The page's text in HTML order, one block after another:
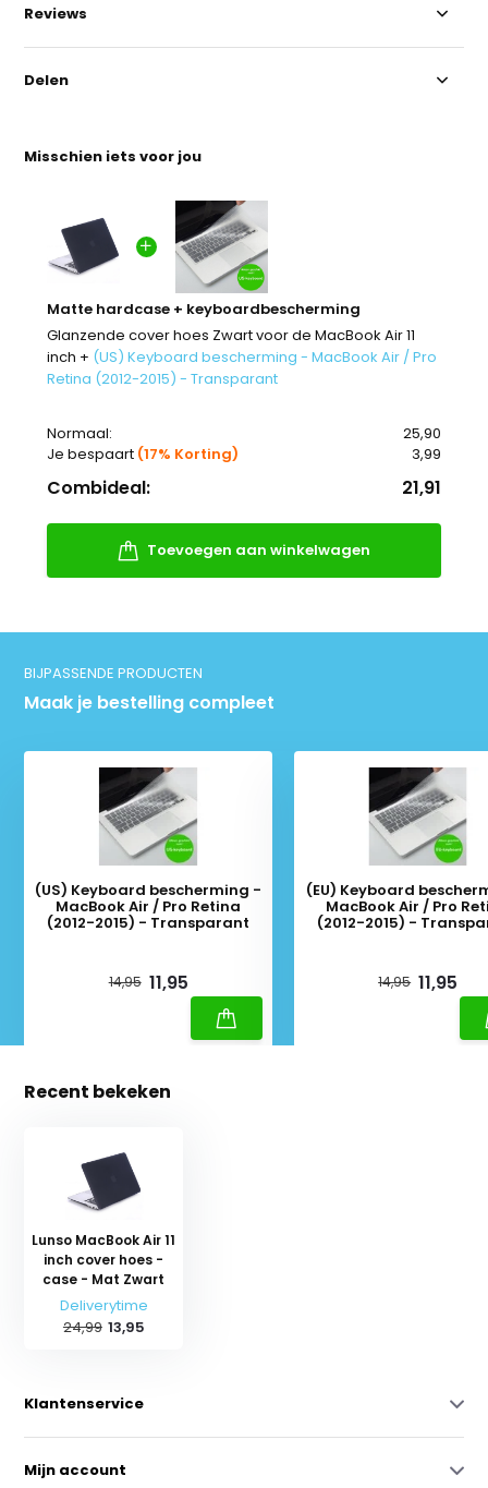
Misschien iets voor jou
Matte hardcase + keyboardbescherming
Glanzende cover hoes Zwart voor de MacBook Air 11
inch + (US) Keyboard bescherming - MacBook Air / Pro
Retina (2012-2015) - Transparant
Normaal:
25,90
Je bespaart (17% Korting) 3,99
Combideal: 21,91
Toevoegen aan winkelwagen
Reviews
Delen
BIJPASSENDE PRODUCTEN
Maak je bestelling compleet
(US) Keyboard bescherming -
MacBook Air / Pro Retina
(2012-2015) - Transparant
14,95 11,95
(EU) Keyboard
MacBook Air / Pro
(2012-2015) -
14,95 11,95
Recent bekeken
Lunso MacBook Air 11
inch cover hoes -
case - Mat Zwart
Deliverytime
24,99 13,95
Klantenservice
Mijn account